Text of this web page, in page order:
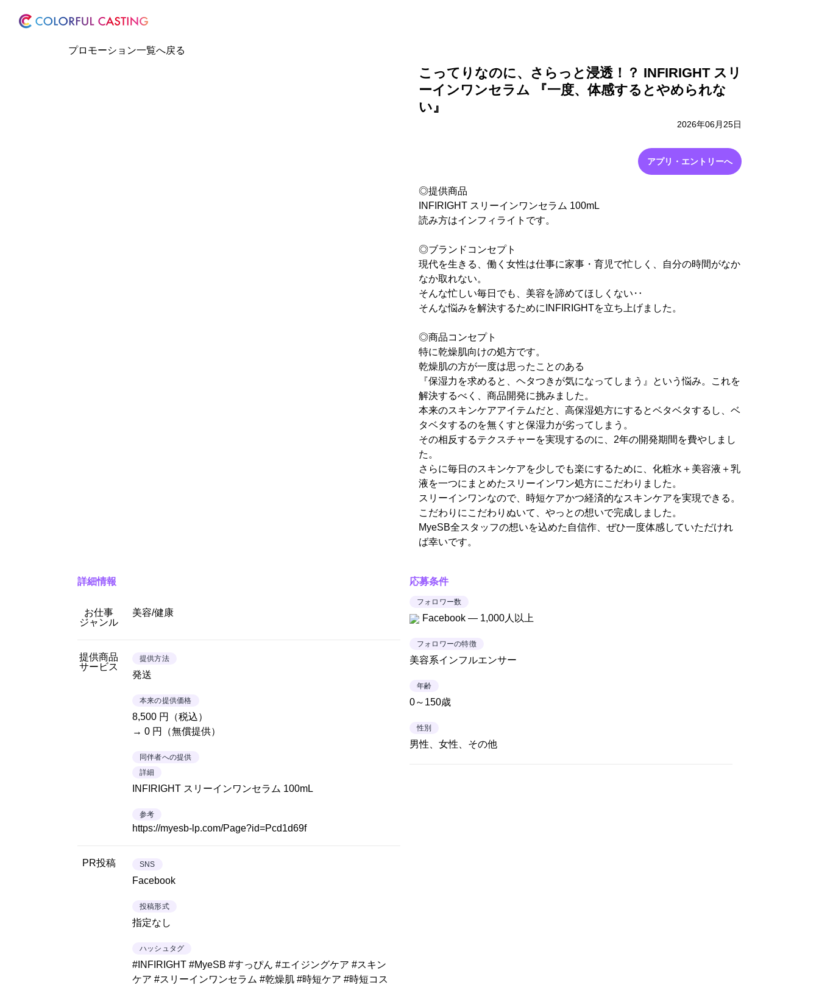
プロモーション一覧へ戻る
こってりなのに、さらっと浸透！？ INFIRIGHT スリ
ーインワンセラム 『一度、体感するとやめられな
い』
2026年06月25日
アプリ・エントリーへ
◎提供商品
INFIRIGHT スリーインワンセラム 100mL
読み方はインフィライトです。
◎ブランドコンセプト
現代を生きる、働く女性は仕事に家事・育児で忙しく、自分の時間がなか
なか取れない。
そんな忙しい毎日でも、美容を諦めてほしくない‥
そんな悩みを解決するためにINFIRIGHTを立ち上げました。
◎商品コンセプト
特に乾燥肌向けの処方です。
乾燥肌の方が一度は思ったことのある
『保湿力を求めると、ヘタつきが気になってしまう』という悩み。これを
解決するべく、商品開発に挑みました。
本来のスキンケアアイテムだと、高保湿処方にするとベタベタするし、ベ
タベタするのを無くすと保湿力が劣ってしまう。
その相反するテクスチャーを実現するのに、2年の開発期間を費やしまし
た。
さらに毎日のスキンケアを少しでも楽にするために、化粧水＋美容液＋乳
液を一つにまとめたスリーインワン処方にこだわりました。
スリーインワンなので、時短ケアかつ経済的なスキンケアを実現できる。
こだわりにこだわりぬいて、やっとの想いで完成しました。
MyeSB全スタッフの想いを込めた自信作、ぜひ一度体感していただけれ
ば幸いです。
詳細情報
お仕事
ジャンル
美容/健康
提供商品
サービス
提供方法
発送
本来の提供価格
8,500 円（税込）
→ 0 円（無償提供）
同伴者への提供
詳細
INFIRIGHT スリーインワンセラム 100mL
参考
https://myesb-lp.com/Page?id=Pcd1d69f
PR投稿 SNS
Facebook
投稿形式
指定なし
ハッシュタグ
#INFIRIGHT #MyeSB #すっぴん #エイジングケア #スキン
ケア #スリーインワンセラム #乾燥肌 #時短ケア #時短コス
応募条件
フォロワー数
Facebook — 1,000人以上
フォロワーの特徴
美容系インフルエンサー
年齢
0～150歳
性別
男性、女性、その他